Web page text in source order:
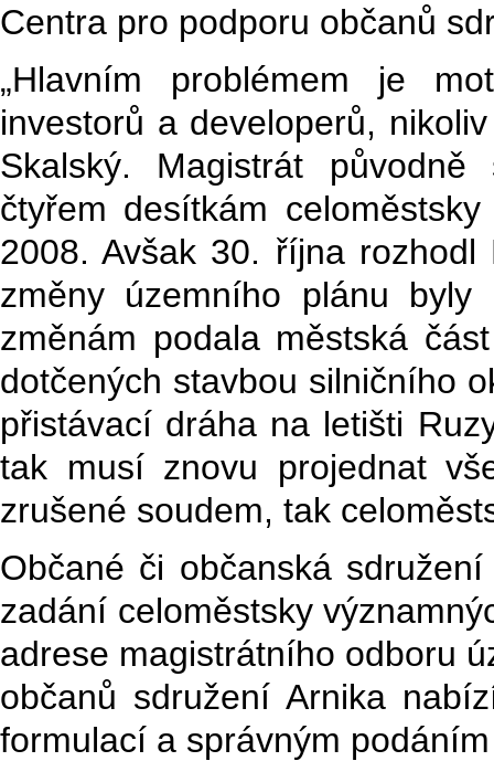
Centra pro podporu občanů
„Hlavním problémem je
investorů a developerů,
Skalský. Magistrát
čtyřem desítkám
2008. Avšak 30. října
změny územního plánu
změnám podala městská
dotčených stavbou silničního
přistávací dráha na letišti
tak musí znovu projednat
zrušené soudem, tak
Občané či občanská
zadání celoměstsky
adrese magistrátního odboru
občanů sdružení Arnika
formulací a správným